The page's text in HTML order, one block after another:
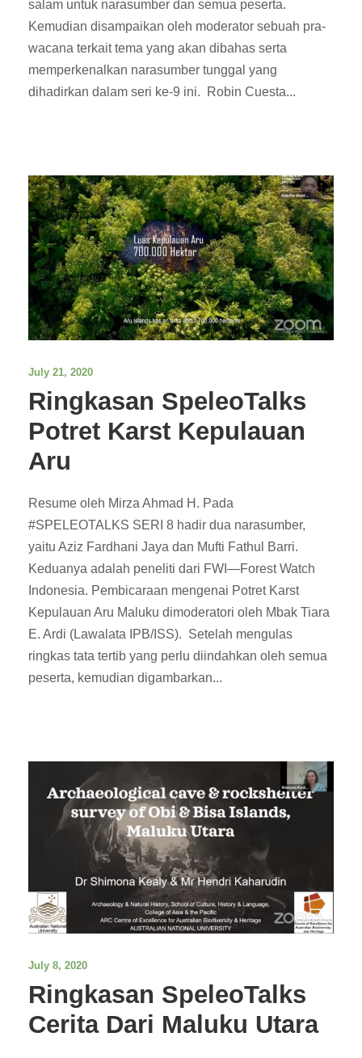
salam untuk narasumber dan semua peserta.
Kemudian disampaikan oleh moderator sebuah pra-
wacana terkait tema yang akan dibahas serta
memperkenalkan narasumber tunggal yang
dihadirkan dalam seri ke-9 ini. Robin Cuesta...
July 21, 2020
Ringkasan SpeleoTalks
Potret Karst Kepulauan
Aru
Resume oleh Mirza Ahmad H. Pada
#SPELEOTALKS SERI 8 hadir dua narasumber,
yaitu Aziz Fardhani Jaya dan Mufti Fathul Barri.
Keduanya adalah peneliti dari FWI—Forest Watch
Indonesia. Pembicaraan mengenai Potret Karst
Kepulauan Aru Maluku dimoderatori oleh Mbak Tiara
E. Ardi (Lawalata IPB/ISS). Setelah mengulas
ringkas tata tertib yang perlu diindahkan oleh semua
peserta, kemudian digambarkan...
July 8, 2020
Ringkasan SpeleoTalks
Cerita Dari Maluku Utara